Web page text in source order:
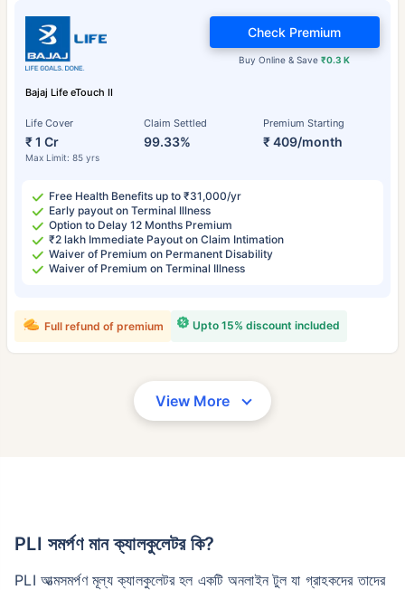
Bajaj Life eTouch II
Life Cover
₹ 1 Cr
Max Limit: 85 yrs
Claim Settled
99.33%
Premium Starting
₹ 409/month
Buy Online & Save₹0.3 K
Check Premium
Free Health Benefits up to ₹31,000/yr
Early payout on Terminal Illness
Option to Delay 12 Months Premium
₹2 lakh Immediate Payout on Claim Intimation
Waiver of Premium on Permanent Disability
Waiver of Premium on Terminal Illness
Upto 15% discount included
Full refund of premium
View More
PLI সমর্পণ মান ক্যালকুলেটর কি?
PLI আত্মসমর্পণ মূল্য ক্যালকুলেটর হল একটি অনলাইন টুল যা গ্রাহকদের তাদের